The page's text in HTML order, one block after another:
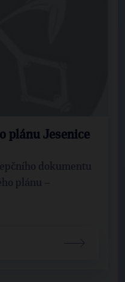
plánu Jesenice
dokumentu
plánu –